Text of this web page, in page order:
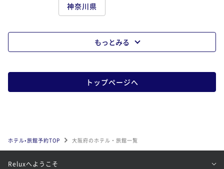
神奈川県
もっとみる
トップページへ
ホテル•旅館予約TOP 大阪府のホテル・旅館一覧
Reluxへようこそ